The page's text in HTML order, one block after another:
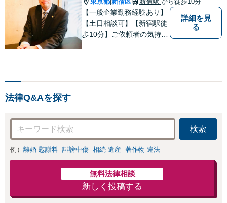
雇・残業代未払いも対
応可【相談無料】
【一般企業勤務経験あり】
【土日相談可】【新宿駅徒
歩10分】ご依頼者の気持ち
詳細を見
る
法律Q&Aを探す
検索
例） 離婚 慰謝料 誹謗中傷 相続 遺産 著作物 違法
無料法律相談
新しく投稿する